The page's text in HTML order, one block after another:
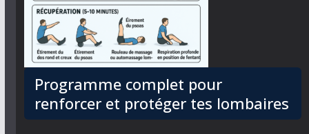
Programme complet pour
renforcer et protéger tes lombaires